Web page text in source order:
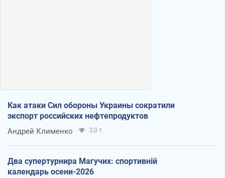
Как атаки Сил обороны Украины сократили
экспорт российских нефтепродуктов
Андрей Клименко 2,0 т.
Два супертурнира Магучих: спортивній
календарь осени-2026